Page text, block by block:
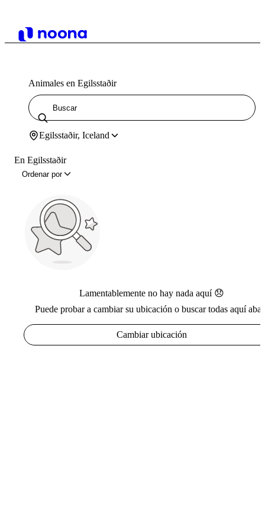
Animales en Egilsstaðir
Egilsstaðir, Iceland
En Egilsstaðir
Ordenar por
Lamentablemente no hay nada aquí 😞
Puede probar a cambiar su ubicación o buscar todas aquí
Cambiar ubicación